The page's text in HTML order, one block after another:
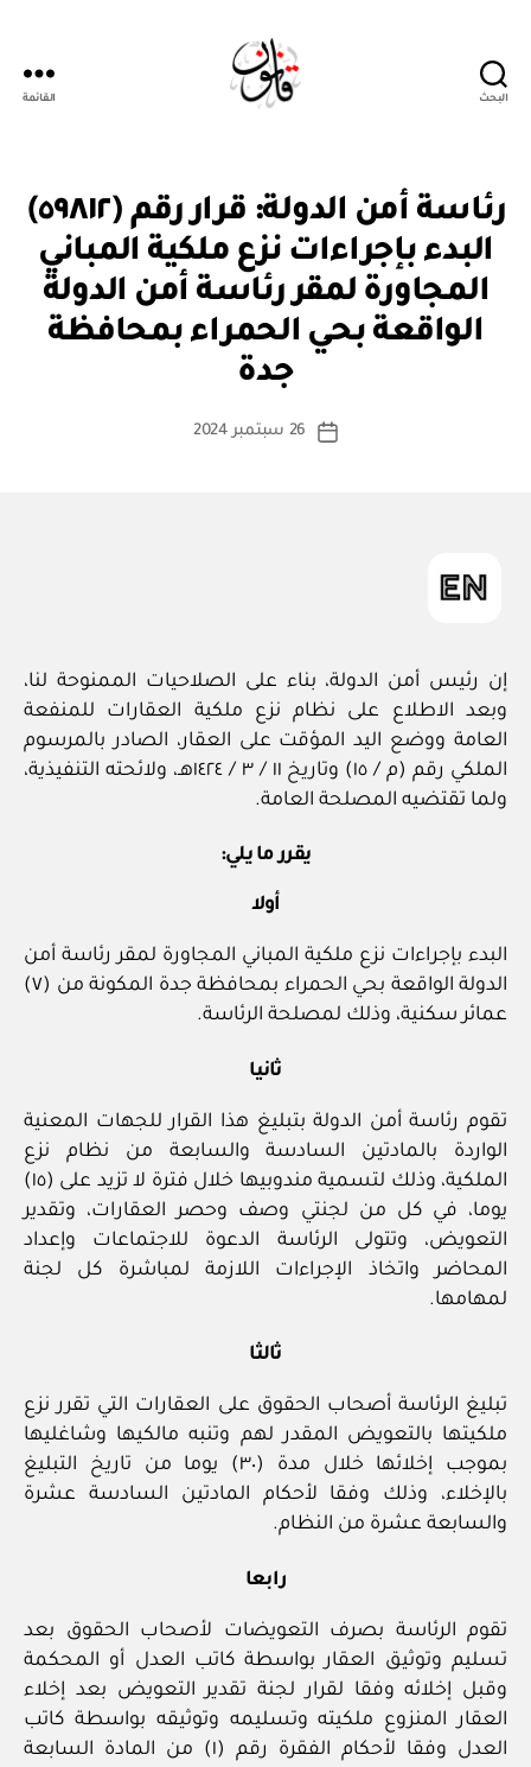
البحث القائمة
التصنيفاتق
ر
رئاسة أمن الدولة: قرار رقم (٥٩٨١٢)
البدء بإجراءات نزع ملكية المباني
المجاورة لمقر رئاسة أمن الدولة
الواقعة بحي الحمراء بمحافظة
جدة
كاتب
ة
تاريخ
26 سبتمبر 2024
إن رئيس أمن الدولة، بناء على الصلاحيات الممنوحة لنا،
وبعد الاطلاع على نظام نزع ملكية العقارات للمنفعة
العامة ووضع اليد المؤقت على العقار، الصادر بالمرسوم
الملكي رقم (م / ١٥) وتاريخ ١١ / ٣ / ١٤٢٤هـ، ولائحته التنفيذية،
ولما تقتضيه المصلحة العامة.
يقرر ما يلي:
أولا
البدء بإجراءات نزع ملكية المباني المجاورة لمقر رئاسة أمن
الدولة الواقعة بحي الحمراء بمحافظة جدة المكونة من (٧)
عمائر سكنية، وذلك لمصلحة الرئاسة.
ثانيا
تقوم رئاسة أمن الدولة بتبليغ هذا القرار للجهات المعنية
الواردة بالمادتين السادسة والسابعة من نظام نزع
الملكية، وذلك لتسمية مندوبيها خلال فترة لا تزيد على (١٥)
يوما، في كل من لجنتي وصف وحصر العقارات، وتقدير
التعويض، وتتولى الرئاسة الدعوة للاجتماعات وإعداد
المحاضر واتخاذ الإجراءات اللازمة لمباشرة كل لجنة
لمهامها.
ثالثا
تبليغ الرئاسة أصحاب الحقوق على العقارات التي تقرر نزع
ملكيتها بالتعويض المقدر لهم وتنبه مالكيها وشاغليها
بموجب إخلائها خلال مدة (٣٠) يوما من تاريخ التبليغ
بالإخلاء، وذلك وفقا لأحكام المادتين السادسة عشرة
والسابعة عشرة من النظام.
رابعا
تقوم الرئاسة بصرف التعويضات لأصحاب الحقوق بعد
تسليم وتوثيق العقار بواسطة كاتب العدل أو المحكمة
وقبل إخلائه وفقا لقرار لجنة تقدير التعويض بعد إخلاء
العقار المنزوع ملكيته وتسليمه وتوثيقه بواسطة كاتب
العدل وفقا لأحكام الفقرة رقم (١) من المادة السابعة